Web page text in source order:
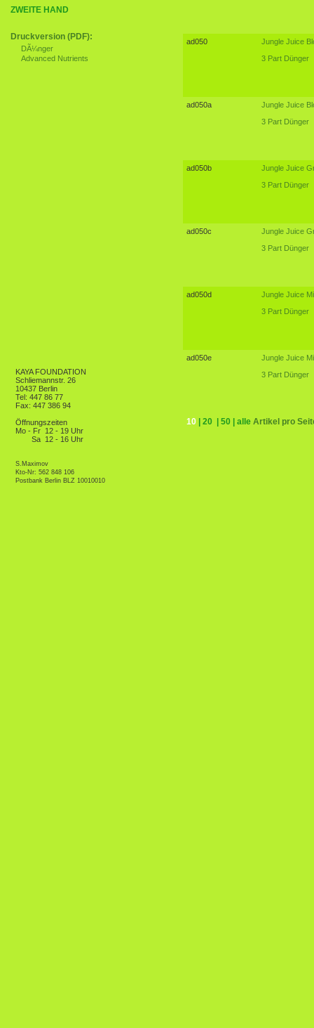
ZWEITE HAND
Druckversion (PDF):
DÃ¼nger
Advanced Nutrients
ad050
Jungle Juice
3 Part Dünger
ad050a
Jungle Juice
3 Part Dünger
ad050b
Jungle Juice
3 Part Dünger
ad050c
Jungle Juice
3 Part Dünger
ad050d
Jungle Juice
3 Part Dünger
ad050e
Jungle Juice
3 Part Dünger
10 20 50 alle Artikel pro
KAYA FOUNDATION
Schliemannstr. 26
10437 Berlin
Tel: 447 86 77
Fax: 447 386 94
Öffnungszeiten
Mo - Fr 12 - 19 Uhr
Sa 12 - 16 Uhr
S.Maximov
Kto-Nr: 562 848 106
Postbank Berlin BLZ 10010010